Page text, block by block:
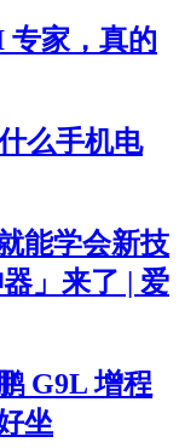
专家，真的
么手机电
能学会新技
」来了 | 爱
G9L 增程
坐